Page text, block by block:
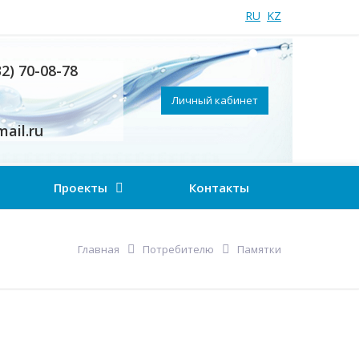
RU KZ
70-08-78
Личный кабинет
Проекты Контакты
Главная Потребителю Памятки